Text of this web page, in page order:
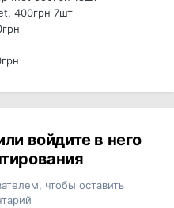
400грн 7шт
войдите в него
чтобы оставить